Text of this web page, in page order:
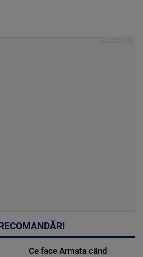
RECOMANDĂRI
Ce face Armata când